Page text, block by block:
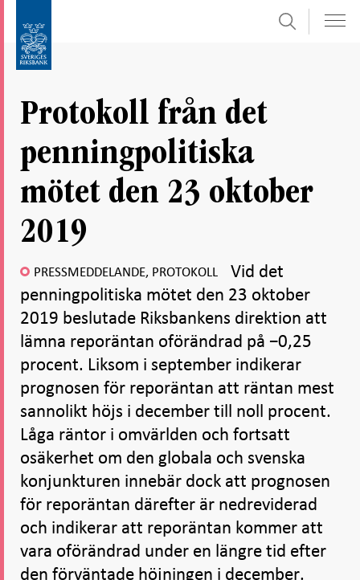
direkt
undersidor
Sök
Protokoll från det
penningpolitiska
mötet den 23 oktober
2019
PRESSMEDDELANDE, PROTOKOLL
Vid det
penningpolitiska mötet den 23 oktober
2019 beslutade Riksbankens direktion att
lämna reporäntan oförändrad på −0,25
procent. Liksom i september indikerar
prognosen för reporäntan att räntan mest
sannolikt höjs i december till noll procent.
Låga räntor i omvärlden och fortsatt
osäkerhet om den globala och svenska
konjunkturen innebär dock att prognosen
för reporäntan därefter är nedreviderad
och indikerar att reporäntan kommer att
vara oförändrad under en längre tid efter
den förväntade höjningen i december.